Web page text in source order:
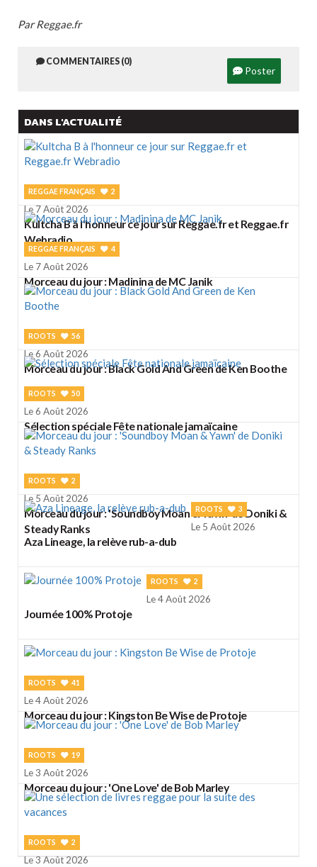
Par Reggae.fr
COMMENTAIRES (0)
Poster
DANS L'ACTUALITÉ
REGGAE FRANÇAIS 2
Le 7 Août 2026
Kultcha B à l'honneur ce jour sur Reggae.fr et Reggae.fr
Webradio
REGGAE FRANÇAIS 4
Le 7 Août 2026
Morceau du jour : Madinina de MC Janik
ROOTS 56
Le 6 Août 2026
Morceau du jour : Black Gold And Green de Ken Boothe
ROOTS 50
Le 6 Août 2026
Sélection spéciale Fête nationale jamaïcaine
ROOTS 2
Le 5 Août 2026
Morceau du jour : 'Soundboy Moan & Yawn' de Doniki &
Steady Ranks
ROOTS 3
Le 5 Août 2026
Aza Lineage, la relève rub-a-dub
ROOTS 2
Le 4 Août 2026
Journée 100% Protoje
ROOTS 41
Le 4 Août 2026
Morceau du jour : Kingston Be Wise de Protoje
ROOTS 19
Le 3 Août 2026
Morceau du jour : 'One Love' de Bob Marley
ROOTS 2
Le 3 Août 2026